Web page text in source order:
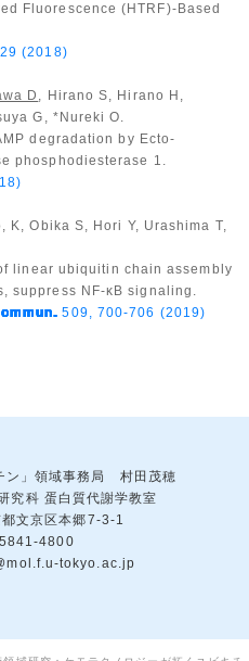
Fluorescence (HTRF)-Based
(2018)
D , Hirano S, Hirano H,
G, *Nureki O.
degradation by Ecto-
phosphodiesterase 1.
K, Obika S, Hori Y, Urashima T,
linear ubiquitin chain assembly
suppress NF-κB signaling.
509, 700-706 (2019)
ン」領域事務局 村田茂穂
究科 蛋白質代謝学教室
文京区本郷7-3-1
4800
tokyo.ac.jp